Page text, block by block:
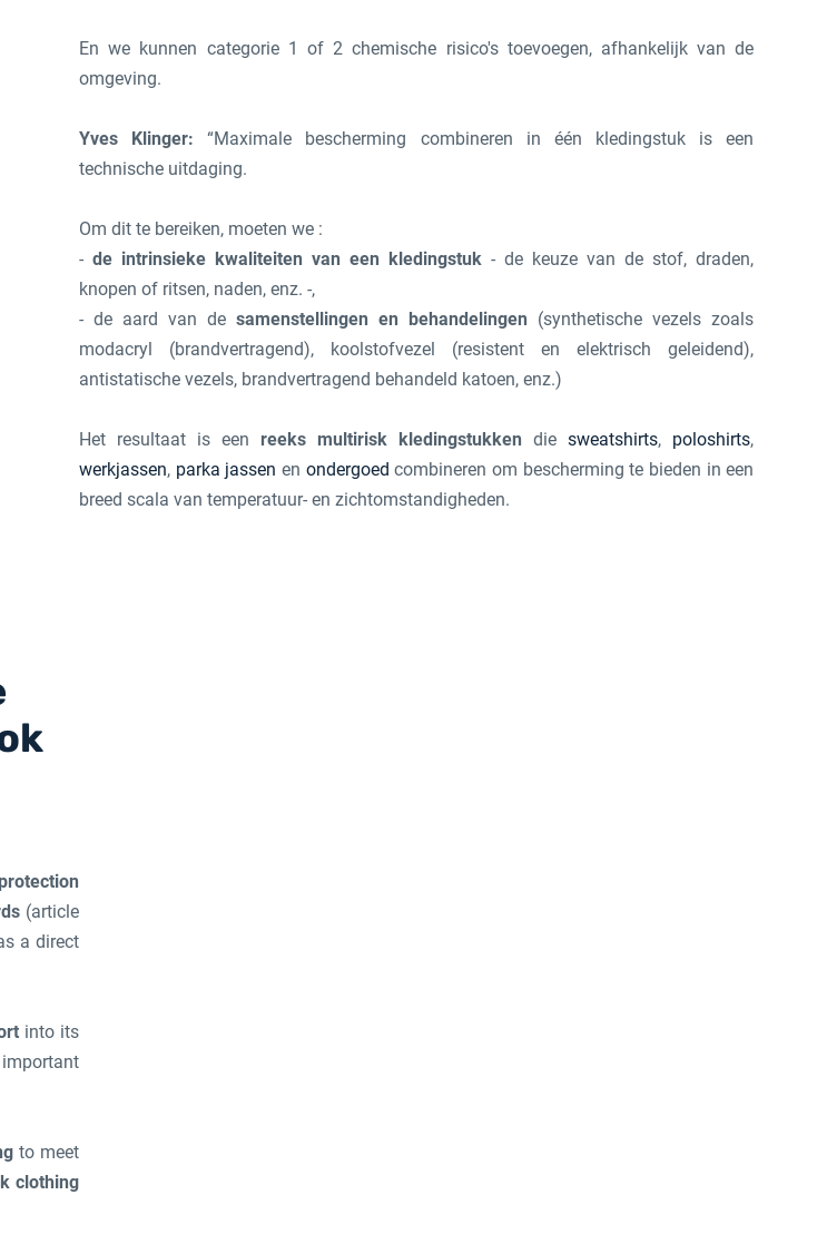
En we kunnen categorie 1 of 2 chemische risico's toevoegen, afhankelijk van de
omgeving.
Yves Klinger: “Maximale bescherming combineren in één kledingstuk is een
technische uitdaging.
Om dit te bereiken, moeten we :
-de intrinsieke kwaliteiten van een kledingstuk - de keuze van de stof, draden,
knopen of ritsen, naden, enz. -,
- de aard van desamenstellingen en behandelingen (synthetische vezels zoals
modacryl (brandvertragend), koolstofvezel (resistent en elektrisch geleidend),
antistatische vezels, brandvertragend behandeld katoen, enz.)
Het resultaat is een reeks multirisk kledingstukken diesweatshirts, poloshirts,
werkjassen, parka jassen en ondergoed combineren om bescherming te bieden in een
breed scala van temperatuur- en zichtomstandigheden.
protection
(article
a direct
into its
to meet
clothing